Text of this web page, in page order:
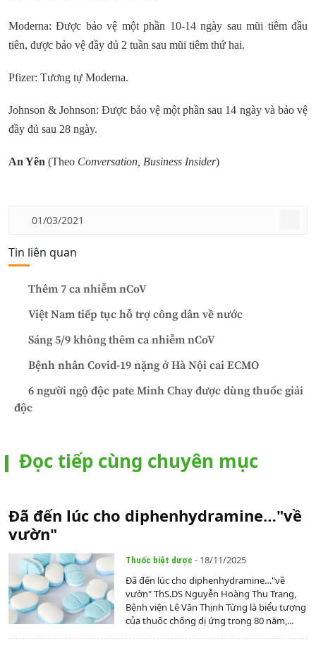
Moderna: Được bảo vệ một phần 10-14 ngày sau mũi tiêm đầu
tiên, được bảo vệ đầy đủ 2 tuần sau mũi tiêm thứ hai.
Pfizer: Tương tự Moderna.
Johnson & Johnson: Được bảo vệ một phần sau 14 ngày và bảo vệ
đầy đủ sau 28 ngày.
An Yên (Theo Conversation, Business Insider)
01/03/2021
Tin liên quan
Thêm 7 ca nhiễm nCoV
Việt Nam tiếp tục hỗ trợ công dân về nước
Sáng 5/9 không thêm ca nhiễm nCoV
Bệnh nhân Covid-19 nặng ở Hà Nội cai ECMO
6 người ngộ độc pate Minh Chay được dùng thuốc giải
độc
Đọc tiếp cùng chuyên mục
Đã đến lúc cho diphenhydramine…"về
vườn"
Thuốc biệt dược - 18/11/2025
Đã đến lúc cho diphenhydramine…"về
vườn" ThS.DS Nguyễn Hoàng Thu Trang,
Bệnh viện Lê Văn Thịnh Từng là biểu tượng
của thuốc chống dị ứng trong 80 năm,...